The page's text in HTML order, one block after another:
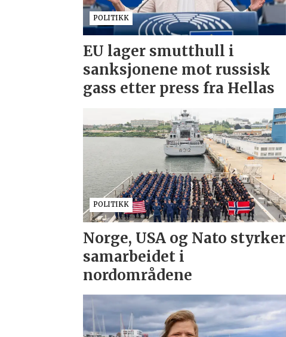
POLITIKK
EU lager smutthull i
sanksjonene mot russisk
gass etter press fra Hellas
POLITIKK
Norge, USA og Nato styrker
samarbeidet i
nordområdene